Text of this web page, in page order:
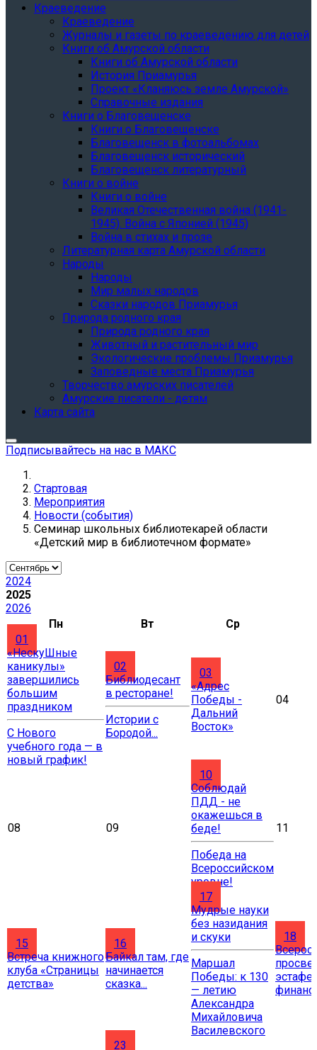
Краеведение
Краеведение
Журналы и газеты по краеведению для детей
Книги об Амурской области
Книги об Амурской области
История Приамурья
Проект «Кланяюсь земле Амурской»
Справочные издания
Книги о Благовещенске
Книги о Благовещенске
Благовещенск в фотоальбомах
Благовещенск исторический
Благовещенск литературный
Книги о войне
Книги о войне
Великая Отечественная война (1941-
1945). Война с Японией (1945)
Война в стихах и прозе
Литературная карта Амурской области
Народы
Народы
Мир малых народов
Сказки народов Приамурья
Природа родного края
Природа родного края
Животный и растительный мир
Экологические проблемы Приамурья
Заповедные места Приамурья
Творчество амурских писателей
Амурские писатели - детям
Карта сайта
Подписывайтесь на нас в МАКС
Стартовая
Мероприятия
Новости (события)
Семинар школьных библиотекарей области
«Детский мир в библиотечном формате»
2024
2025
2026
Пн
Вт Ср
01
«НескуШные
каникулы»
завершились
большим
праздником
С Нового
учебного года — в
новый график!
02
Библиодесант
в ресторане!
Истории с
Бородой...
03
«Адрес
Победы -
Дальний
Восток»
04
08 09
10
Соблюдай
ПДД - не
окажешься в
беде!
Победа на
Всероссийском
уровне!
11
15
Встреча книжного
клуба «Страницы
детства»
16
Байкал там, где
начинается
сказка...
17
Мудрые науки
без назидания
и скуки
Маршал
Победы: к 130
— летию
Александра
Михайловича
Василевского
18
23